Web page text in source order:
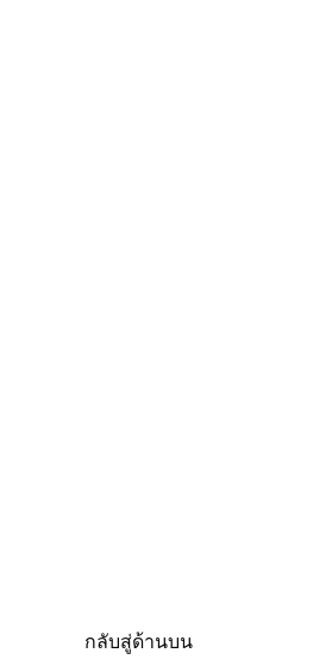
กลับสู่ด้านบน